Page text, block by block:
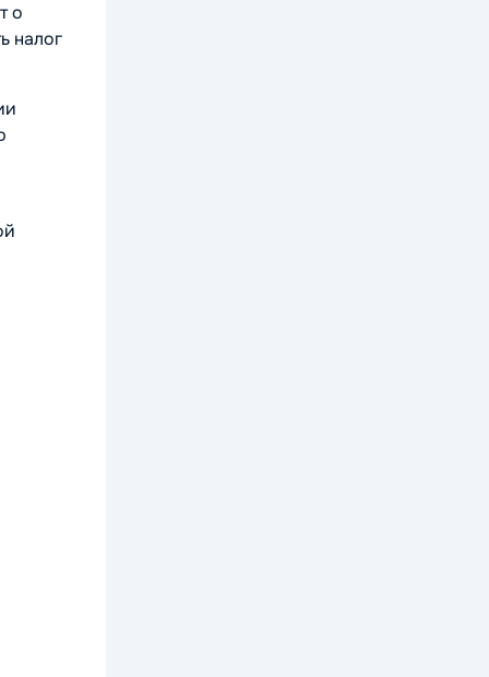
о
налог